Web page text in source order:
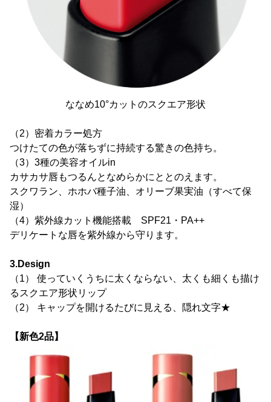
ななめ10°カットのスクエア形状
（2）密着カラー処方
つけたての色が落ちずに持続する驚きの色持ち。
（3）3種の美容オイルin
カサカサ唇もつるんとなめらかにととのえます。
スクワラン、ホホバ種子油、オリーブ果実油（すべて保
湿）
（4）紫外線カット機能搭載 SPF21・PA++
デリケートな唇を紫外線から守ります。
3.Design
（1） 使っていくうちに太くならない、太くも細くも描け
るスクエア形状リップ
（2） キャップを開けるたびに見える、隠れ文字★
【新色2品】